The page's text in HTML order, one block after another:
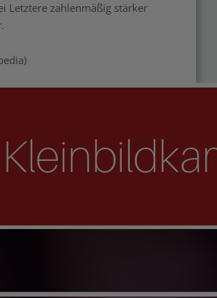
Letztere zahlenmäßig stärker